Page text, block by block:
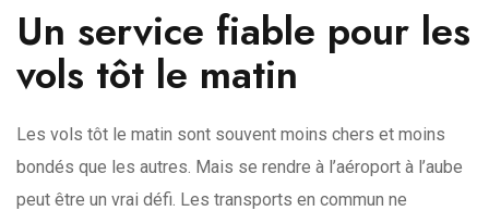
Un service fiable pour les
vols tôt le matin
Les vols tôt le matin sont souvent moins chers et moins
bondés que les autres. Mais se rendre à l’aéroport à l’aube
peut être un vrai défi. Les transports en commun ne